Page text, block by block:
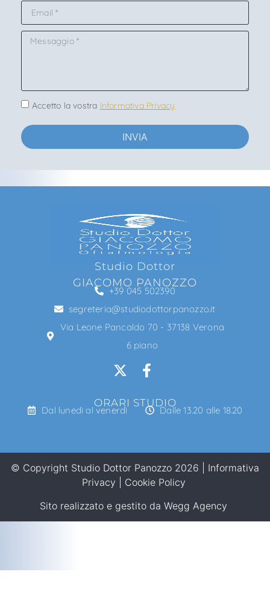
Accetto la vostra Informativa Privacy
INVIA
Studio Dottor
GIACOMO PANOZZO
+39 045 502390
segreteria@studiodottorpanozzo.it
Via Leone Pancaldo 70 - 37138 Verona
6 piano
ORARI STUDIO
Dal lunedì al venerdì Dalle 13.20 alle 18.20
© Copyright Studio Dottor Panozzo 2026 | Informativa
Privacy
Cookie Policy
Sito realizzato e gestito da Wegg Agency